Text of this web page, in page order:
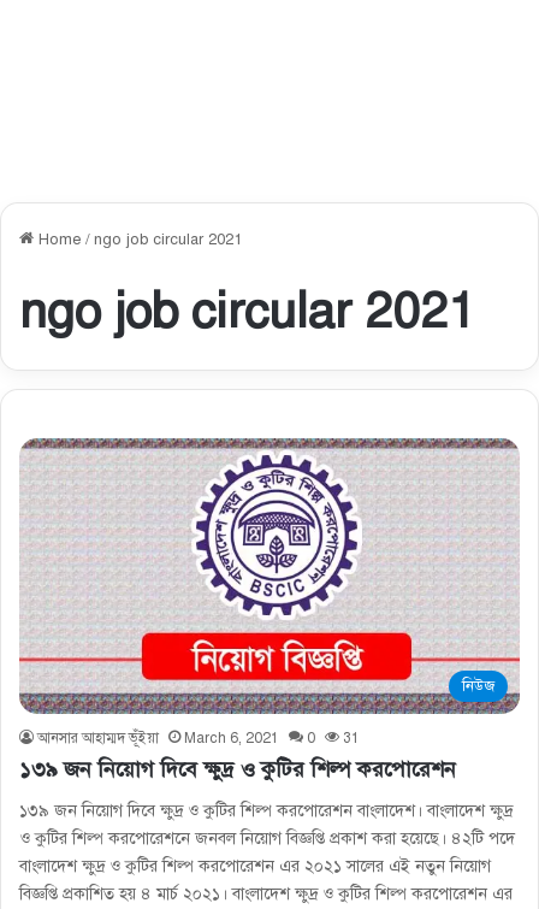
Home /ngo job circular 2021
ngo job circular 2021
নিউজ
আনসার আহাম্মদ ভূঁইয়া March 6, 2021 0 31
১৩৯ জন নিয়োগ দিবে ক্ষুদ্র ও কুটির শিল্প করপোরেশন
১৩৯ জন নিয়োগ দিবে ক্ষুদ্র ও কুটির শিল্প করপোরেশন বাংলাদেশ। বাংলাদেশ ক্ষুদ্র
ও কুটির শিল্প করপোরেশনে জনবল নিয়োগ বিজ্ঞপ্তি প্রকাশ করা হয়েছে। ৪২টি পদে
বাংলাদেশ ক্ষুদ্র ও কুটির শিল্প করপোরেশন এর ২০২১ সালের এই নতুন নিয়োগ
বিজ্ঞপ্তি প্রকাশিত হয় ৪ মার্চ ২০২১। বাংলাদেশ ক্ষুদ্র ও কুটির শিল্প করপোরেশন এর